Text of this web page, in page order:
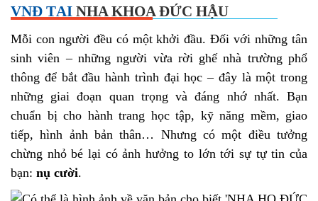
VNĐ TẠI NHA KHOA ĐỨC HẬU
Mỗi con người đều có một khởi đầu. Đối với những tân
sinh viên – những người vừa rời ghế nhà trường phổ
thông để bắt đầu hành trình đại học – đây là một trong
những giai đoạn quan trọng và đáng nhớ nhất. Bạn
chuẩn bị cho hành trang học tập, kỹ năng mềm, giao
tiếp, hình ảnh bản thân… Nhưng có một điều tưởng
chừng nhỏ bé lại có ảnh hưởng to lớn tới sự tự tin của
bạn: nụ cười.